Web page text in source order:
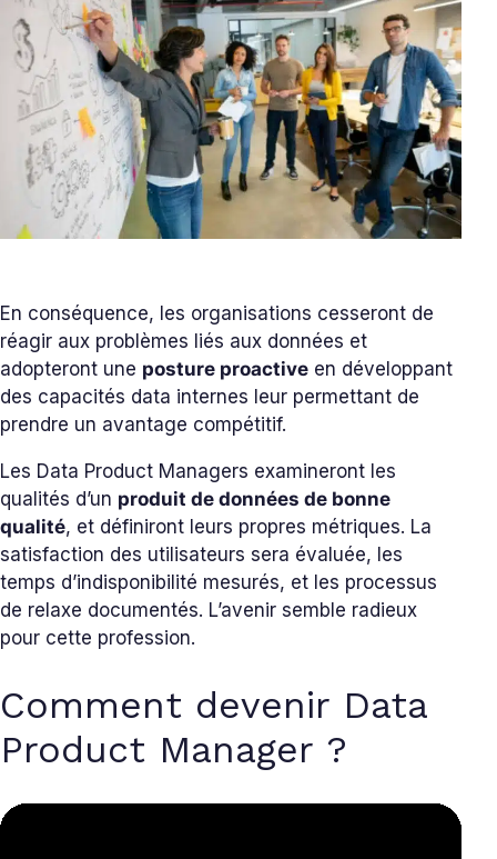
En conséquence, les organisations cesseront de
réagir aux problèmes liés aux données et
adopteront une posture proactive en développant
des capacités data internes leur permettant de
prendre un avantage compétitif.
Les Data Product Managers examineront les
qualités d’un produit de données de bonne
qualité, et définiront leurs propres métriques. La
satisfaction des utilisateurs sera évaluée, les
temps d’indisponibilité mesurés, et les processus
de relaxe documentés. L’avenir semble radieux
pour cette profession.
Comment devenir Data
Product Manager ?